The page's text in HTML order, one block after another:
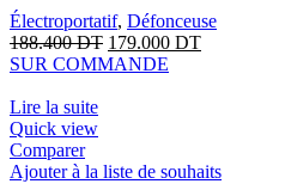
Électroportatif, Défonceuse
188.400DT 179.000 DT
SUR COMMANDE
Lire la suite
Quick view
Comparer
Ajouter à la liste de souhaits